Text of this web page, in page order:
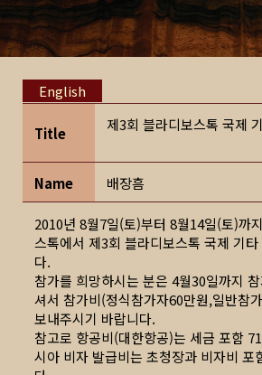
English
Title
제3회 블라디보스톡 국제
Name 배장흠
2010년 8월7일(토)부터 8월14일(토)까
스톡에서 제3회 블라디보스톡 국제 기
다.
참가를 희망하시는 분은 4월30일까지
셔서 참가비(정식참가자60만원,일반참
보내주시기 바랍니다.
참고로 항공비(대한항공)는 세금 포함
시아 비자 발급비는 초청장과 비자비 포